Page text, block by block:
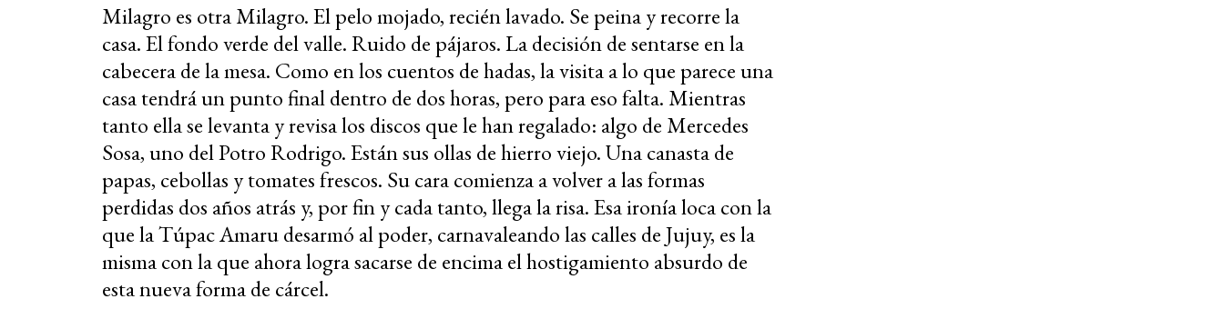
Milagro es otra Milagro. El pelo mojado, recién lavado. Se peina y recorre la
casa. El fondo verde del valle. Ruido de pájaros. La decisión de sentarse en la
cabecera de la mesa. Como en los cuentos de hadas, la visita a lo que parece una
casa tendrá un punto final dentro de dos horas, pero para eso falta. Mientras
tanto ella se levanta y revisa los discos que le han regalado: algo de Mercedes
Sosa, uno del Potro Rodrigo. Están sus ollas de hierro viejo. Una canasta de
papas, cebollas y tomates frescos. Su cara comienza a volver a las formas
perdidas dos años atrás y, por fin y cada tanto, llega la risa. Esa ironía loca con la
que la Túpac Amaru desarmó al poder, carnavaleando las calles de Jujuy, es la
misma con la que ahora logra sacarse de encima el hostigamiento absurdo de
esta nueva forma de cárcel.